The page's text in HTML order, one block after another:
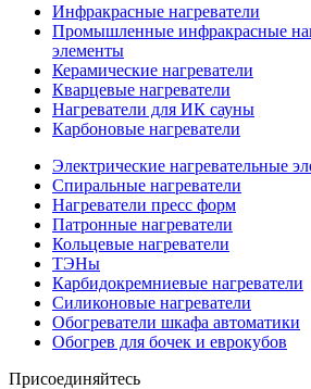
Инфракрасные нагреватели
Промышленные инфракрасные
элементы
Керамические нагреватели
Кварцевые нагреватели
Нагреватели для ИК сауны
Карбоновые нагреватели
Электрические нагревательные
Спиральные нагреватели
Нагреватели пресс форм
Патронные нагреватели
Кольцевые нагреватели
ТЭНы
Карбидокремниевые нагреватели
Силиконовые нагреватели
Обогреватели шкафа автоматики
Обогрев для бочек и еврокубов
Присоединяйтесь